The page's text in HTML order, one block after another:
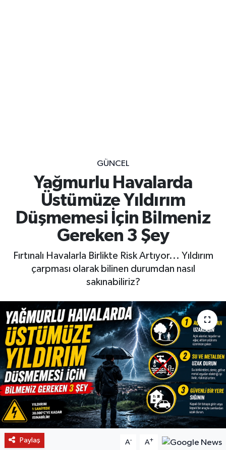
GÜNCEL
Yağmurlu Havalarda
Üstümüze Yıldırım
Düşmemesi İçin Bilmeniz
Gereken 3 Şey
Fırtınalı Havalarla Birlikte Risk Artıyor... Yıldırım
çarpması olarak bilinen durumdan nasıl
sakınabiliriz?
Paylaş A- A+